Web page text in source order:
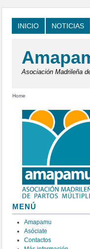
INICIO NOTICIAS
Asociación Madrileña
Home
MENÚ
Amapamu
Asóciate
Contactos